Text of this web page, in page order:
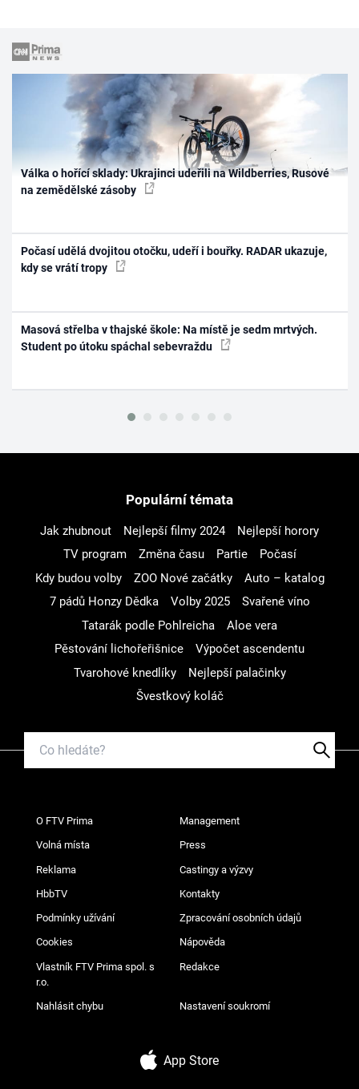
Válka o hořící sklady: Ukrajinci udeřili na Wildberries, Rusové
na zemědělské zásoby
Počasí udělá dvojitou otočku, udeří i bouřky. RADAR ukazuje,
kdy se vrátí tropy
Masová střelba v thajské škole: Na místě je sedm mrtvých.
Student po útoku spáchal sebevraždu
Populární témata
Jak zhubnout Nejlepší filmy 2024
Nejlepší horory
TV program
Změna času Partie
Počasí
Kdy budou volby
ZOO Nové začátky
Auto – katalog
7 pádů Honzy Dědka
Volby 2025
Svařené víno
Tatarák podle Pohlreicha
Aloe vera
Pěstování lichořeřišnice
Výpočet ascendentu
Tvarohové knedlíky
Nejlepší palačinky
Švestkový koláč
O FTV Prima Management
Volná místa Press
Reklama Castingy a výzvy
HbbTV Kontakty
Podmínky užívání Zpracování osobních údajů
Cookies Nápověda
Vlastník FTV Prima spol. s
r.o.
Redakce
Nahlásit chybu Nastavení soukromí
App Store